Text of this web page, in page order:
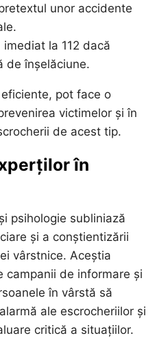
unor accidente
la 112 dacă
de înșelăciune.
pot face o
victimelor și în
de acest tip.
în
psihologie subliniază
și a conștientizării
vârstnice. Aceștia
campanii de informare și
în vârstă să
ale escrocheriilor și
critică a situațiilor.